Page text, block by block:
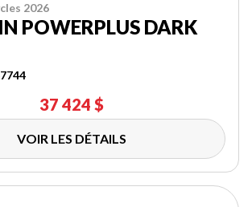
2026
POWERPLUS DARK
37 424 $
VOIR LES DÉTAILS